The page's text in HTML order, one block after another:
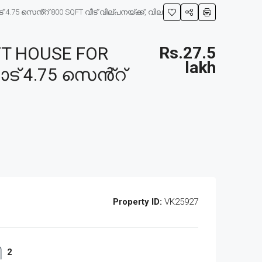
4.75 സെൻ്റ് 800 SQFT വീട് വില്പനയ്ക്ക്, വില
HOUSE FOR
4.75 സെൻ്റ്
Rs.27.5
lakh
Property ID: VK25927
2